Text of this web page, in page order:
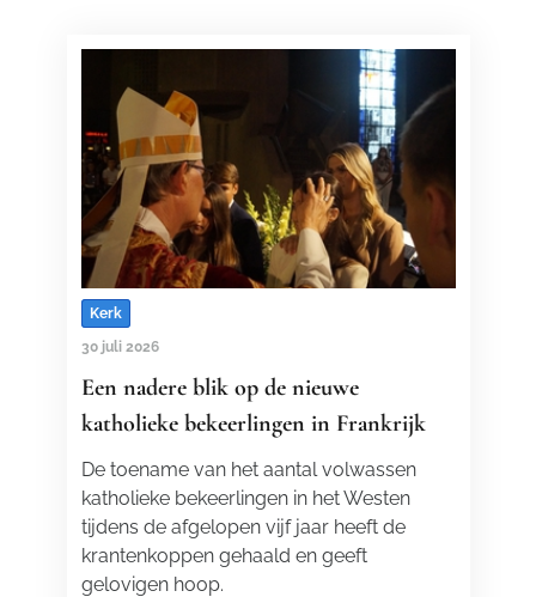
Kerk
30 juli 2026
Een nadere blik op de nieuwe
katholieke bekeerlingen in Frankrijk
De toename van het aantal volwassen
katholieke bekeerlingen in het Westen
tijdens de afgelopen vijf jaar heeft de
krantenkoppen gehaald en geeft
gelovigen hoop.